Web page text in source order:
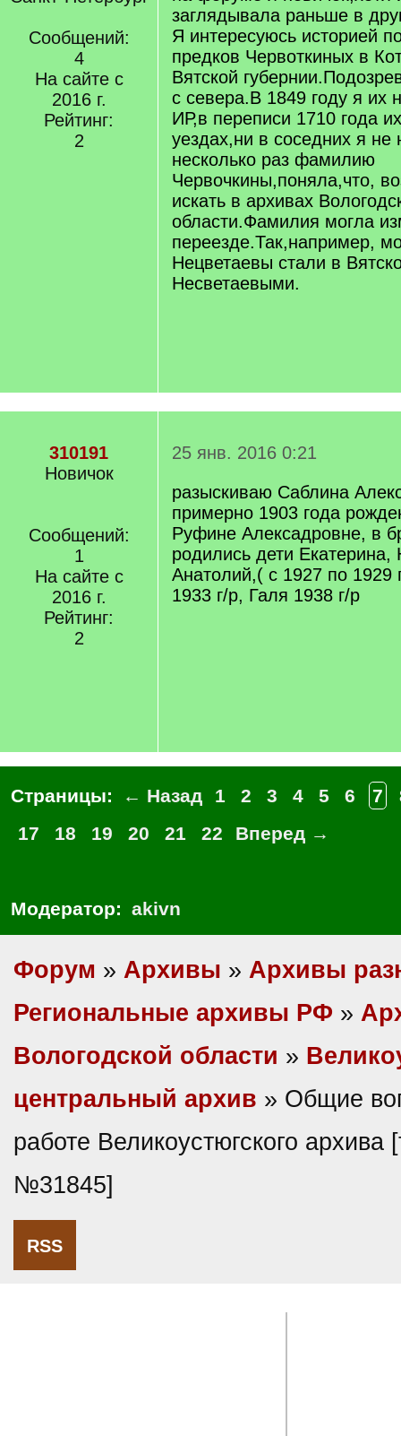
Сообщений:
4
На сайте с
2016 г.
Рейтинг:
2
заглядывала раньше в
Я интересуюсь историей
предков Червоткиных в
Вятской
с севера.В 1849 году я их
ИР,в переписи 1710 года
уездах,ни в соседних я не
несколько раз фамилию
Червочкины,поняла,что,
искать в архивах
области.Фамилия могла
переезде.Так,например,
Нецветаевы стали в
Несветаевыми.
310191
Новичок
Сообщений:
1
На сайте с
2016 г.
Рейтинг:
2
25 янв. 2016 0:21
разыскиваю Саблина
примерно 1903 года
Руфине Алексадровне, в
родились дети Екатерина,
Анатолий,( с 1927 по 1929
1933 г/р, Галя 1938 г/р
Страницы: ← Назад 1 2 3 4 5 6 7
17
18 19 20 21 22 Вперед →
Модератор: akivn
Форум » Архивы » Архивы
Региональные архивы РФ »
Вологодской области »
центральный архив » Общие
работе Великоустюгского архива
№31845]
RSS